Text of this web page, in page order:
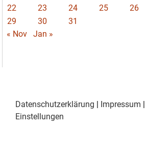
22
23 24 25 26
29
30
31
« Nov
Jan »
Datenschutzerklärung | Impressum |
Einstellungen